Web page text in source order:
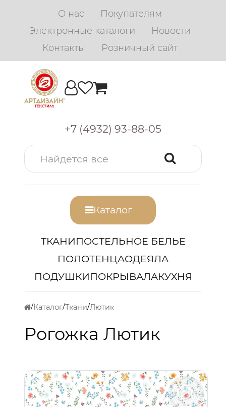
О нас
Покупателям
Электронные каталоги
Новости
Контакты
Розничный сайт
+7 (4932) 93-88-05
Каталог
ТКАНИПОСТЕЛЬНОЕ БЕЛЬЕ
ПОЛОТЕНЦАОДЕЯЛА
ПОДУШКИПОКРЫВАЛАКУХНЯ
Каталог Ткани Лютик
Рогожка Лютик